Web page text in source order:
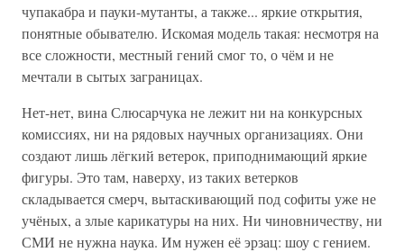
чупакабра и пауки-мутанты, а также... яркие открытия,
понятные обывателю. Искомая модель такая: несмотря на
все сложности, местный гений смог то, о чём и не
мечтали в сытых заграницах.
Нет-нет, вина Слюсарчука не лежит ни на конкурсных
комиссиях, ни на рядовых научных организациях. Они
создают лишь лёгкий ветерок, приподнимающий яркие
фигуры. Это там, наверху, из таких ветерков
складывается смерч, вытаскивающий под софиты уже не
учёных, а злые карикатуры на них. Ни чиновничеству, ни
СМИ не нужна наука. Им нужен её эрзац: шоу с гением.